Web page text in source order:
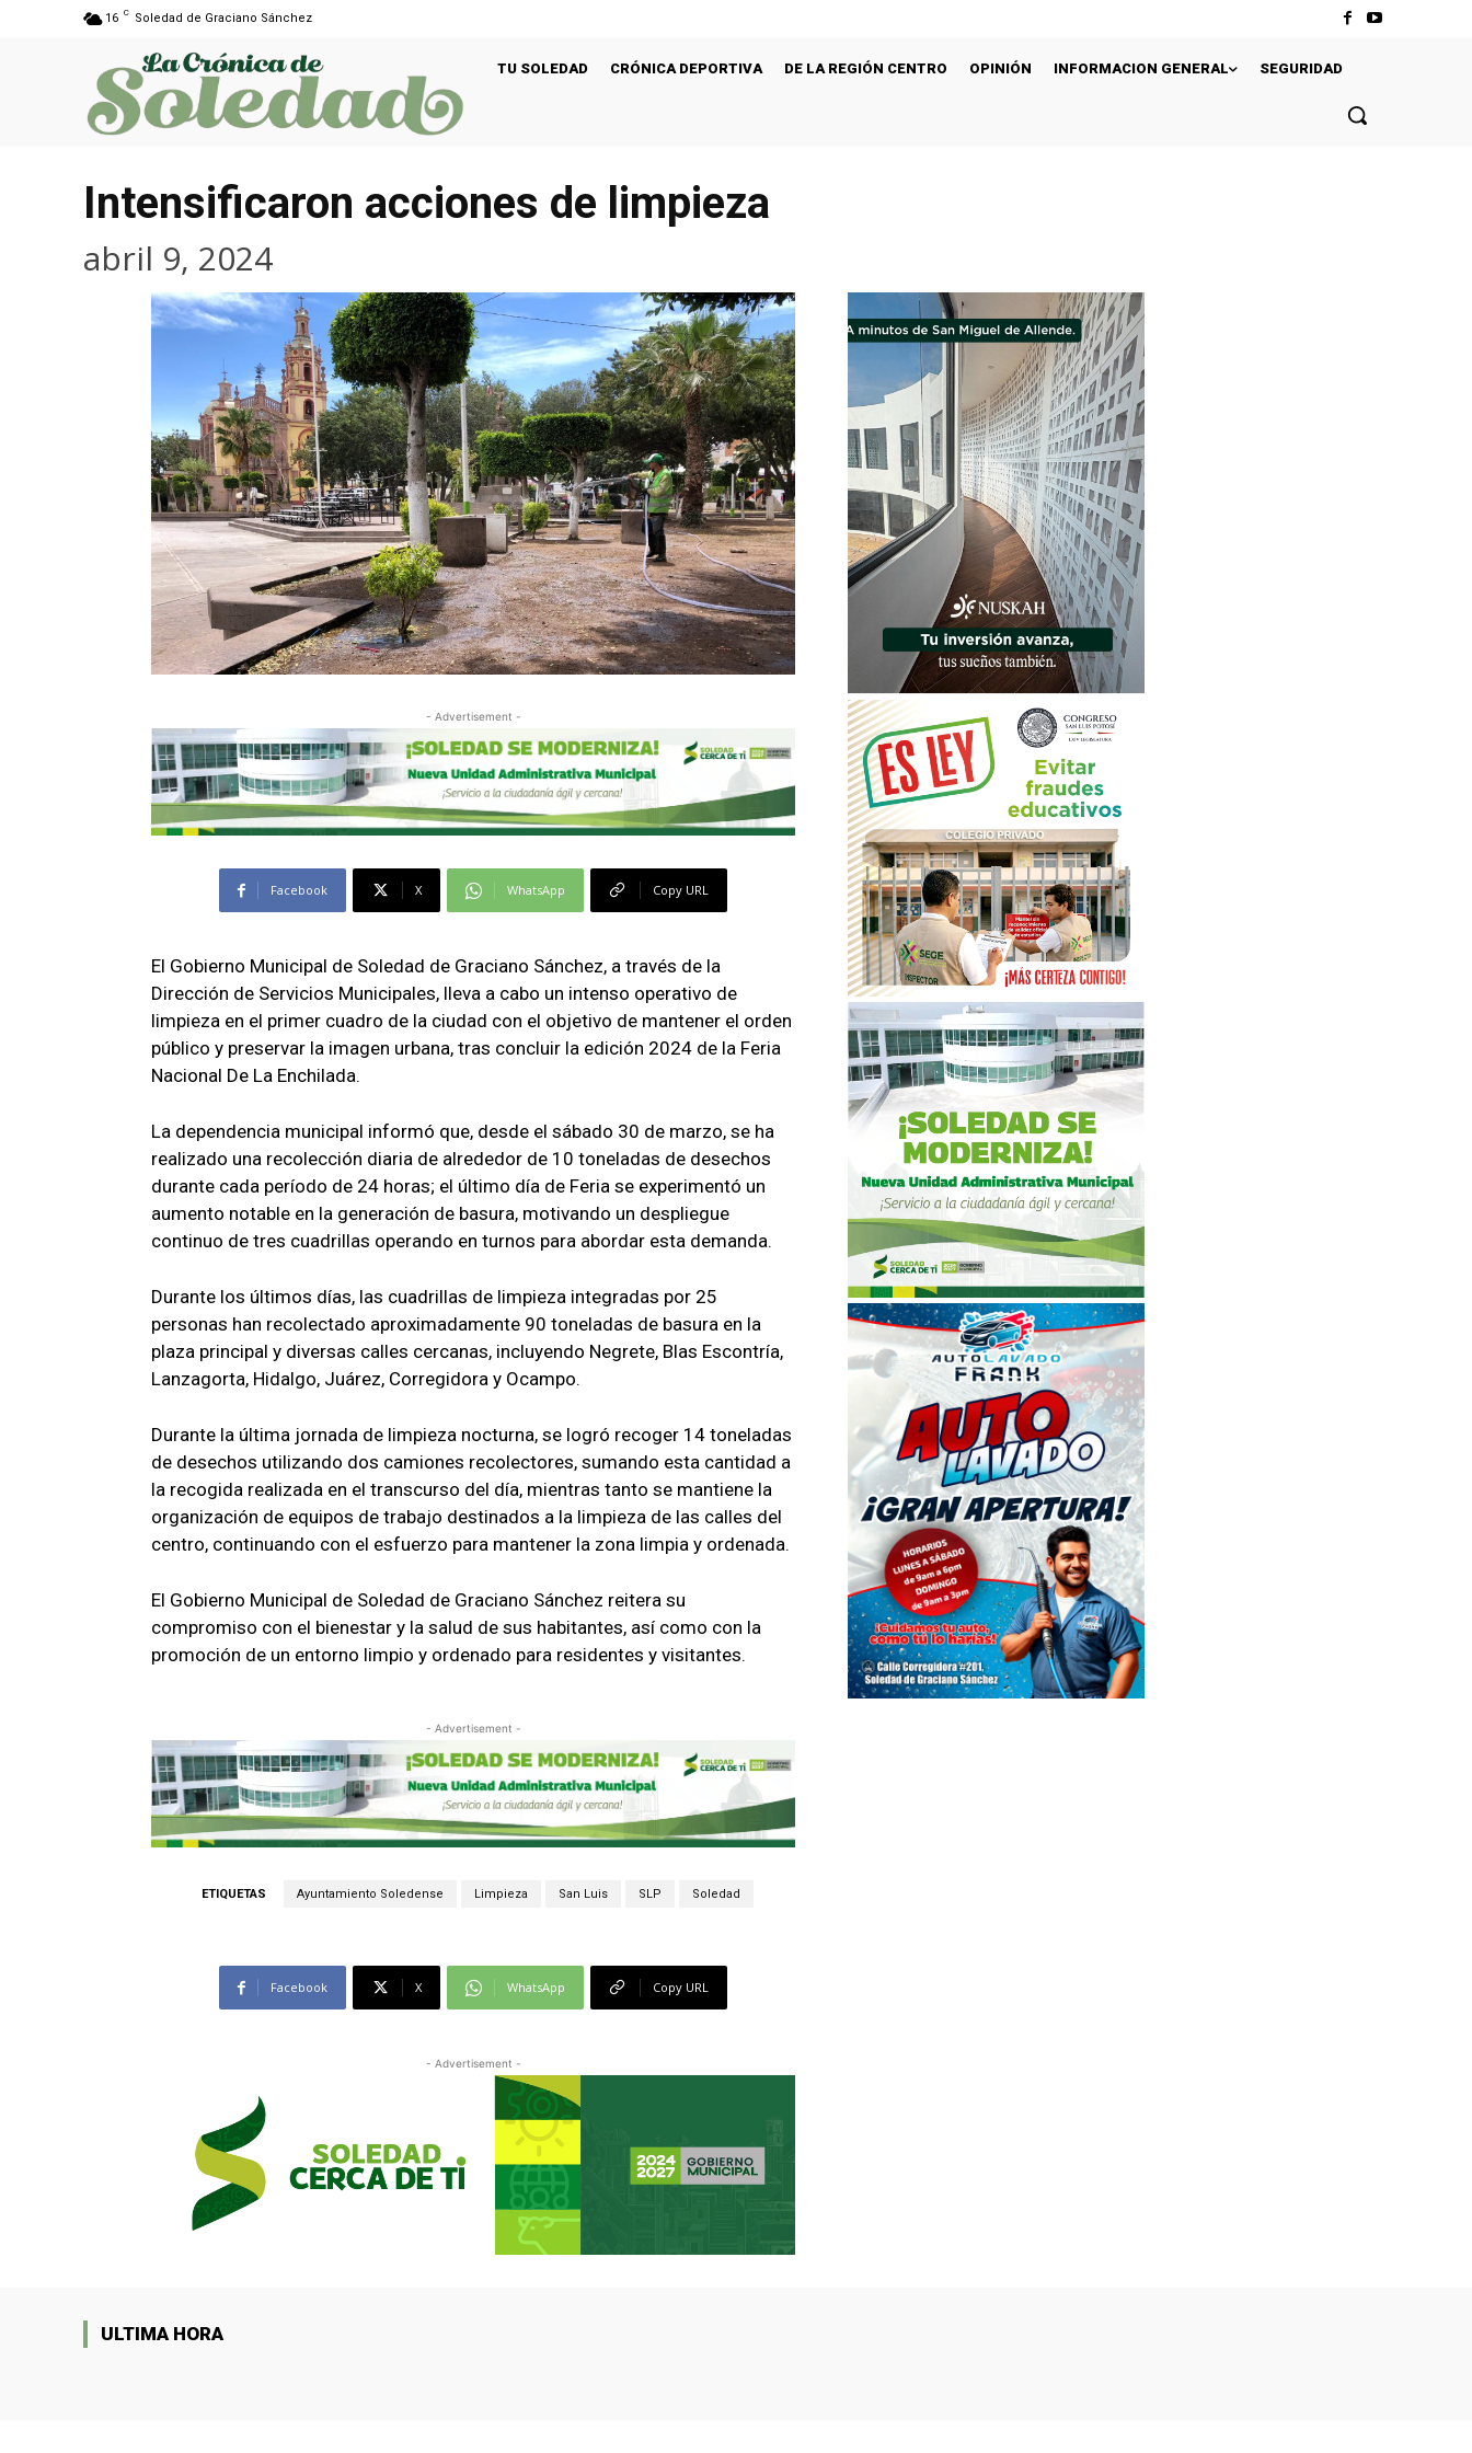
16 C Soledad de Graciano Sánchez
TU SOLEDAD CRÓNICA DEPORTIVA DE LA REGIÓN CENTRO OPINIÓN INFORMACION GENERAL SEGURIDAD
Intensificaron acciones de limpieza
abril 9, 2024
- Advertisement -
Facebook X WhatsApp Copy URL
El Gobierno Municipal de Soledad de Graciano Sánchez, a través de la
Dirección de Servicios Municipales, lleva a cabo un intenso operativo de
limpieza en el primer cuadro de la ciudad con el objetivo de mantener el orden
público y preservar la imagen urbana, tras concluir la edición 2024 de la Feria
Nacional De La Enchilada.
La dependencia municipal informó que, desde el sábado 30 de marzo, se ha
realizado una recolección diaria de alrededor de 10 toneladas de desechos
durante cada período de 24 horas; el último día de Feria se experimentó un
aumento notable en la generación de basura, motivando un despliegue
continuo de tres cuadrillas operando en turnos para abordar esta demanda.
Durante los últimos días, las cuadrillas de limpieza integradas por 25
personas han recolectado aproximadamente 90 toneladas de basura en la
plaza principal y diversas calles cercanas, incluyendo Negrete, Blas Escontría,
Lanzagorta, Hidalgo, Juárez, Corregidora y Ocampo.
Durante la última jornada de limpieza nocturna, se logró recoger 14 toneladas
de desechos utilizando dos camiones recolectores, sumando esta cantidad a
la recogida realizada en el transcurso del día, mientras tanto se mantiene la
organización de equipos de trabajo destinados a la limpieza de las calles del
centro, continuando con el esfuerzo para mantener la zona limpia y ordenada.
El Gobierno Municipal de Soledad de Graciano Sánchez reitera su
compromiso con el bienestar y la salud de sus habitantes, así como con la
promoción de un entorno limpio y ordenado para residentes y visitantes.
- Advertisement -
ETIQUETAS Ayuntamiento Soledense Limpieza San Luis SLP Soledad
Facebook X WhatsApp Copy URL
- Advertisement -
ULTIMA HORA